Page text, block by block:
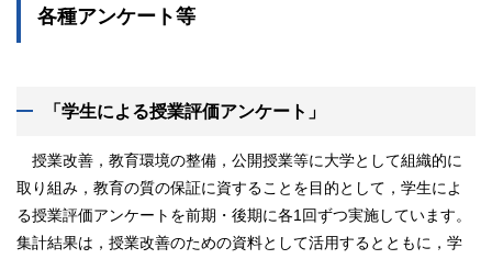
各種アンケート等
「学生による授業評価アンケート」
授業改善，教育環境の整備，公開授業等に大学として組織的に
取り組み，教育の質の保証に資することを目的として，学生によ
る授業評価アンケートを前期・後期に各1回ずつ実施しています。
集計結果は，授業改善のための資料として活用するとともに，学